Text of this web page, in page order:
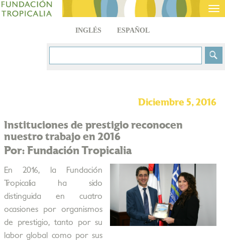
INGLÉS ESPAÑOL
Diciembre 5, 2016
Instituciones de prestigio reconocen
nuestro trabajo en 2016
Por: Fundación Tropicalia
En 2016, la Fundación
Tropicalia ha sido
distinguida en cuatro
ocasiones por organismos
de prestigio, tanto por su
labor global como por sus